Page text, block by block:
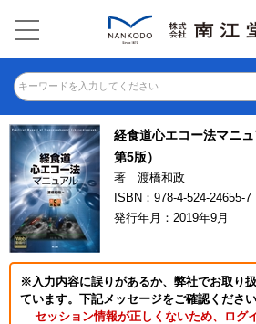
キーワードを入力してください
経食道心エコー法マニ
第5版）
著 渡橋和政
ISBN：978-4-524-24655-7
発行年月：2019年9月
※入力内容に誤りがあるか、弊社でお取り
ています。下記メッセージをご確認ください
セッション情報が正しくないため、ログ